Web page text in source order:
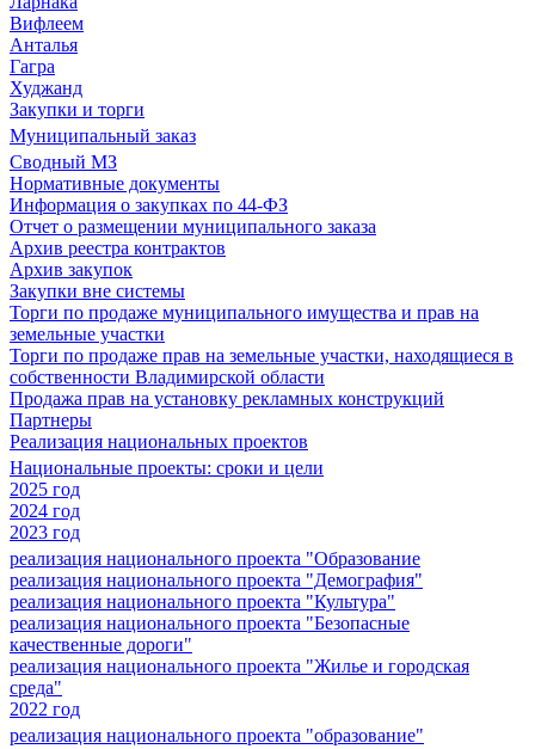
Вифлеем
Анталья
Гагра
Худжанд
Закупки и торги
Муниципальный заказ
Сводный МЗ
Нормативные документы
Информация о закупках по 44-ФЗ
Отчет о размещении муниципального заказа
Архив реестра контрактов
Архив закупок
Закупки вне системы
Торги по продаже муниципального имущества и прав на
земельные участки
Торги по продаже прав на земельные участки, находящиеся в
собственности Владимирской области
Продажа прав на установку рекламных конструкций
Партнеры
Реализация национальных проектов
Национальные проекты: сроки и цели
2025 год
2024 год
2023 год
реализация национального проекта "Образование
реализация национального проекта "Демография"
реализация национального проекта "Культура"
реализация национального проекта "Безопасные
качественные дороги"
реализация национального проекта "Жилье и городская
среда"
2022 год
реализация национального проекта "образование"